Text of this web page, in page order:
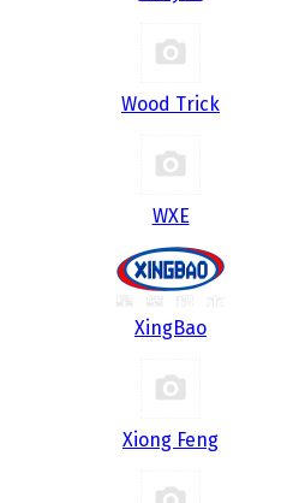
Wood Trick
WXE
XingBao
Xiong Feng